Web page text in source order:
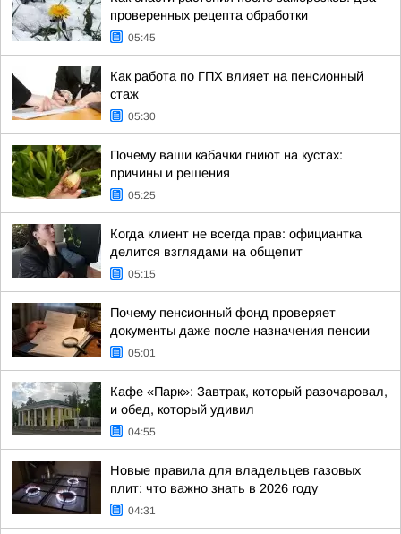
проверенных рецепта обработки
05:45
Как работа по ГПХ влияет на пенсионный
стаж
05:30
Почему ваши кабачки гниют на кустах:
причины и решения
05:25
Когда клиент не всегда прав: официантка
делится взглядами на общепит
05:15
Почему пенсионный фонд проверяет
документы даже после назначения пенсии
05:01
Кафе «Парк»: Завтрак, который разочаровал,
и обед, который удивил
04:55
Новые правила для владельцев газовых
плит: что важно знать в 2026 году
04:31